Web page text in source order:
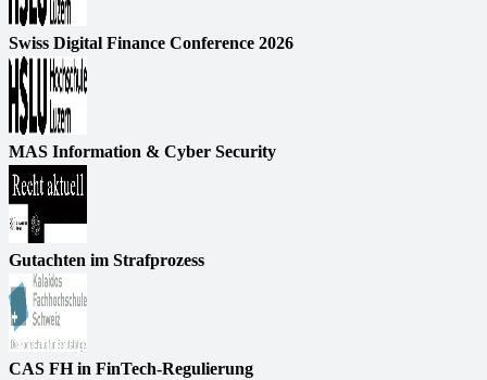
Swiss Digital Finance Conference 2026
MAS Information & Cyber Security
Gutachten im Strafprozess
CAS FH in FinTech-Regulierung